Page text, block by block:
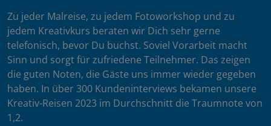
Zu jeder Malreise, zu jedem Fotoworkshop und zu
jedem Kreativkurs beraten wir Dich sehr gerne
telefonisch, bevor Du buchst. Soviel Vorarbeit macht
Sinn und sorgt für zufriedene Teilnehmer. Das zeigen
die guten Noten, die Gäste uns immer wieder gegeben
haben. In über 300 Kundeninterviews bekamen unsere
Kreativ-Reisen 2023 im Durchschnitt die Traumnote von
1,2.